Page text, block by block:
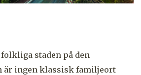
staden på den
är ingen klassisk familjeort